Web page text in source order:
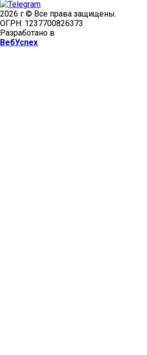
2026 г © Все права защищены.
ОГРН: 1237700826373
Разработано в
ВебУспех